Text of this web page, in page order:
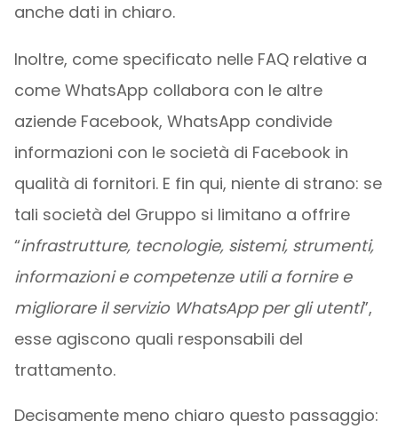
anche dati in chiaro.
Inoltre, come specificato nelle FAQ relative a
come WhatsApp collabora con le altre
aziende Facebook, WhatsApp condivide
informazioni con le società di Facebook in
qualità di fornitori. E fin qui, niente di strano: se
tali società del Gruppo si limitano a offrire
“infrastrutture, tecnologie, sistemi, strumenti,
informazioni e competenze utili a fornire e
migliorare il servizio WhatsApp per gli utenti”,
esse agiscono quali responsabili del
trattamento.
Decisamente meno chiaro questo passaggio: